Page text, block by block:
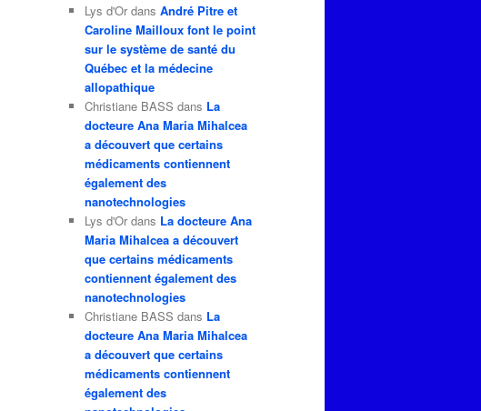
Lys d'Or dans André Pitre et
Caroline Mailloux font le point
sur le système de santé du
Québec et la médecine
allopathique
Christiane BASS dans La
docteure Ana Maria Mihalcea
a découvert que certains
médicaments contiennent
également des
nanotechnologies
Lys d'Or dans La docteure Ana
Maria Mihalcea a découvert
que certains médicaments
contiennent également des
nanotechnologies
Christiane BASS dans La
docteure Ana Maria Mihalcea
a découvert que certains
médicaments contiennent
également des